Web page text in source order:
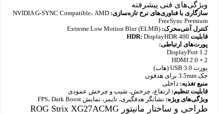
ویژگی‌های فنی پیشرفته
سازگاری با فناوری‌های نرخ تازه‌سازی: NVIDIA G-SYNC Compatible، AMD
FreeSync Premium
کنترل آنتی‌محرک:
قابلیت HDR: DisplayHDR 400
پورت‌های ارتباطی:
DisplayPort 1.2
HDMI 2.0 × 2
پورت USB 3.0 (هاب)
جک 3.5mm برای هدفون
منبع تغذیه: داخلی
قابلیت تنظیم: ارتفاع، چرخش، شیب و چرخش عمودی
ویژگی‌های ویژه: نشانگر هدفگیری، تایمر، نمایش FPS، Dark Boost
طراحی و ساختار مانیتور ROG Strix XG27ACMG